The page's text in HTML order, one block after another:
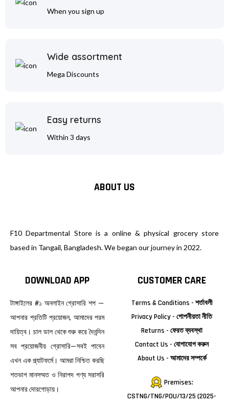
When you sign up
Wide assortment
Mega Discounts
Easy returns
Within 3 days
ABOUT US
F10 Departmental Store is a online & physical grocery store
based in Tangail, Bangladesh. We began our journey in 2022.
DOWNLOAD APP
টাঙ্গাইলের #১ অনলাইন গ্রোসারি শপ —
আপনার প্রতিটি প্রয়োজন, আমাদের পরম
দায়িত্ব। চাল ডাল থেকে শুরু করে দৈনন্দিন
সব প্রয়োজনীয় গ্রোসারি—সবই পাবেন
এখন এক প্ল্যাটফর্মে। আমরা নিশ্চিত করছি
শতভাগ মানসম্মত ও নিরাপদ পণ্য সরাসরি
আপনার দোরগোড়ায়।
CUSTOMER CARE
Terms & Conditions - শর্তাবলী
Privacy Policy - গোপনীয়তা নীতি
Returns - ফেরত ব্যবস্থা
Contact Us - যোগাযোগ করুন
About Us - আমাদের সম্পর্কে
Premises:
CSTNG/TNG/POU/13/25 (2025-